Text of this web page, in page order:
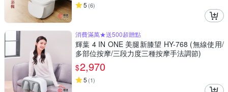
5 (6)
消費滿萬★送500超贈點
輝葉 4 IN ONE 美腿新膝望 HY-768 (無線使用/
多部位按摩/三段力度三種按摩手法調節)
$2,970
5 (1)